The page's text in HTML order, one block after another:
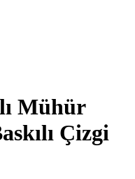
Mühür
Çizgi